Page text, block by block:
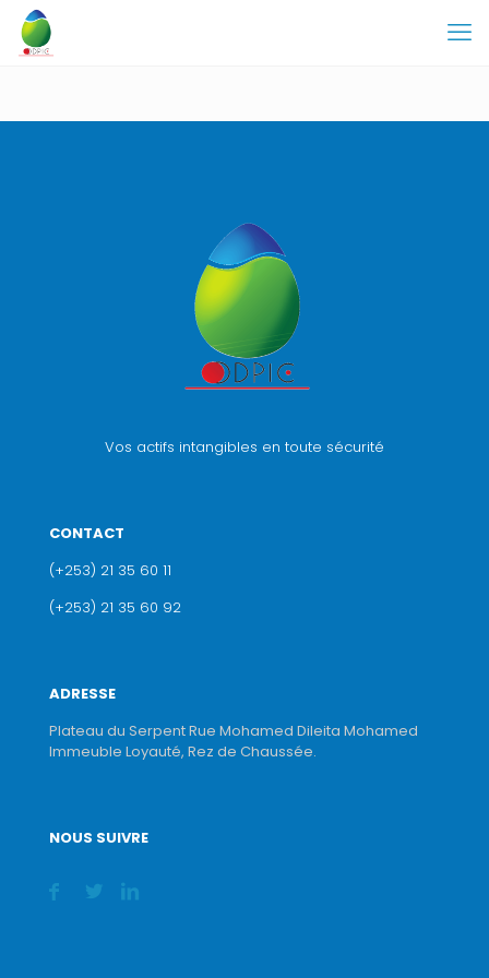
Vos actifs intangibles en toute sécurité
CONTACT
(+253) 21 35 60 11
(+253) 21 35 60 92
ADRESSE
Plateau du Serpent Rue Mohamed Dileita Mohamed
Immeuble Loyauté, Rez de Chaussée.
NOUS SUIVRE